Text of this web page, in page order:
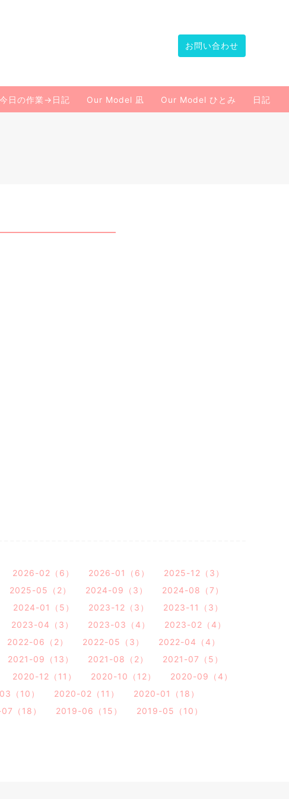
お問い合わせ
今日の作業→日記 Our Model 凪 Our Model ひとみ 日記
2026-02（6） 2026-01（6）
2025-12（3）
2025-05（2） 2024-09（3）
2024-08（7）
2024-01（5） 2023-12（3）
2023-11（3）
2023-04（3） 2023-03（4）
2023-02（4）
2022-06（2） 2022-05（3）
2022-04（4）
2021-09（13） 2021-08（2）
2021-07（5）
2020-12（11） 2020-10（12）
2020-09（4）
（10） 2020-02（11）
2020-01（18）
（18） 2019-06（15）
2019-05（10）